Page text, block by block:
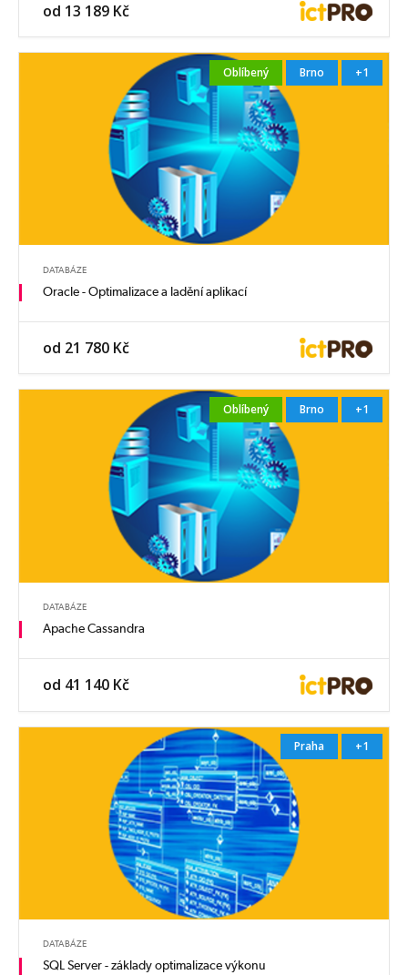
od 13 189 Kč
Oblíbený Brno +1
DATABÁZE
Oracle - Optimalizace a ladění aplikací
od 21 780 Kč
Oblíbený Brno +1
DATABÁZE
Apache Cassandra
od 41 140 Kč
Praha +1
DATABÁZE
SQL Server - základy optimalizace výkonu